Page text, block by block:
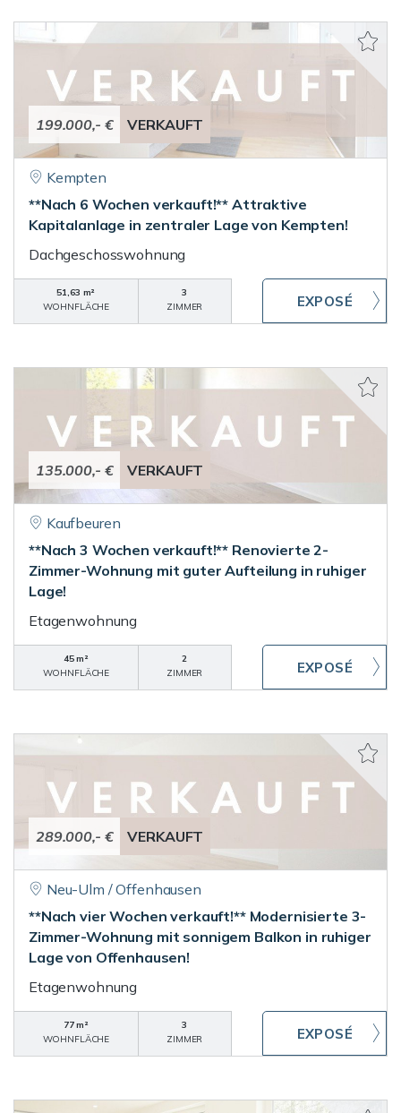
199.000,- € VERKAUFT
Kempten
**Nach 6 Wochen verkauft!** Attraktive
Kapitalanlage in zentraler Lage von Kempten!
Dachgeschosswohnung
51,63 m²
WOHNFLÄCHE
3
ZIMMER
135.000,- € VERKAUFT
Kaufbeuren
**Nach 3 Wochen verkauft!** Renovierte 2-
Zimmer-Wohnung mit guter Aufteilung in ruhiger
Lage!
Etagenwohnung
45 m²
WOHNFLÄCHE
2
ZIMMER
289.000,- € VERKAUFT
Neu-Ulm / Offenhausen
**Nach vier Wochen verkauft!** Modernisierte 3-
Zimmer-Wohnung mit sonnigem Balkon in ruhiger
Lage von Offenhausen!
Etagenwohnung
77 m²
WOHNFLÄCHE
3
ZIMMER